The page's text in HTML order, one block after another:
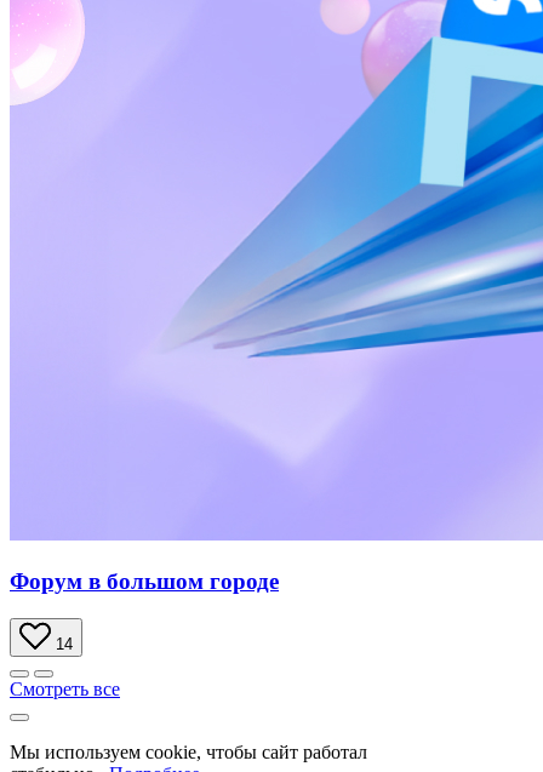
Форум в большом городе
14
Смотреть все
Мы используем cookie, чтобы сайт работал